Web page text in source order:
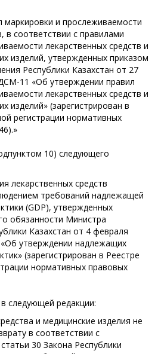
маркировки и прослеживаемости
в соответствии с правилами
лекарственных средств и
изделий, утвержденных приказом
Республики Казахстан от 27
11 «Об утверждении правил
лекарственных средств и
изделий» (зарегистрирован в
регистрации нормативных
10) следующего
лекарственных средств
требований надлежащей
(GDP), утвержденных
обязанности Министра
Казахстан от 4 февраля
утверждении надлежащих
(зарегистрирован в Реестре
нормативных правовых
следующей редакции:
и медицинские изделия не
в соответствии с
30 Закона Республики